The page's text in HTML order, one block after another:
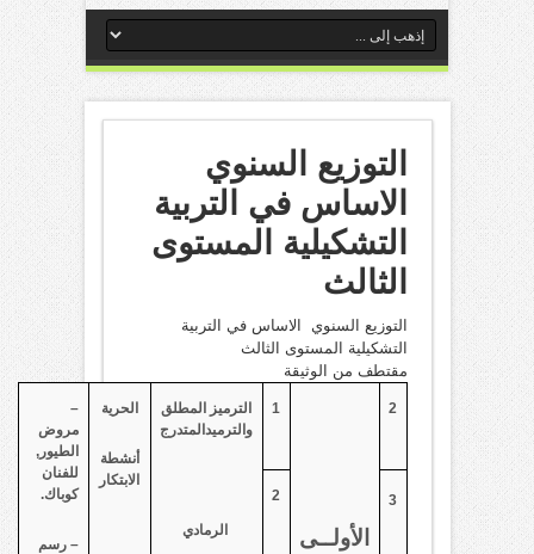
التوزيع السنوي
الاساس في التربية
التشكيلية المستوى
الثالث
التوزيع السنوي الاساس في التربية
التشكيلية المستوى الثالث
مقتطف من الوثيقة
2
الأولــى
1
الترميز المطلق
والترميدالمتدرج
الرمادي
الحرية
أنشطة
الابتكار
–
مروض
الطيور,
للفنان
كوباك.
– رسم
3
2